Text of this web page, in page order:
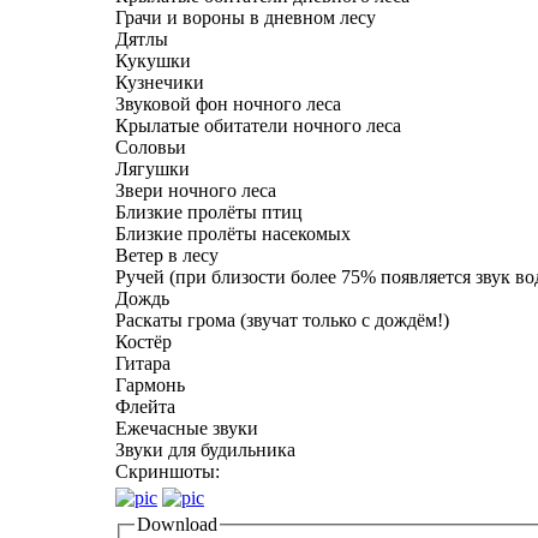
Грачи и вороны в дневном лесу
Дятлы
Кукушки
Кузнечики
Звуковой фон ночного леса
Крылатые обитатели ночного леса
Соловьи
Лягушки
Звери ночного леса
Близкие пролёты птиц
Близкие пролёты насекомых
Ветер в лесу
Ручей (при близости более 75% появляется звук
Дождь
Раскаты грома (звучат только с дождём!)
Костёр
Гитара
Гармонь
Флейта
Ежечасные звуки
Звуки для будильника
Скриншоты:
Download